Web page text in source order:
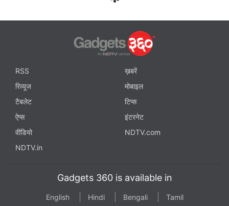
RSS
ख़बरें
रिव्यूज
मोबाइल
टैबलेट
टिप्स
ऐप्स
इंटरनेट
वीडियो
NDTV.com
NDTV.in
Gadgets 360 is available in
English Hindi Bengali Tamil